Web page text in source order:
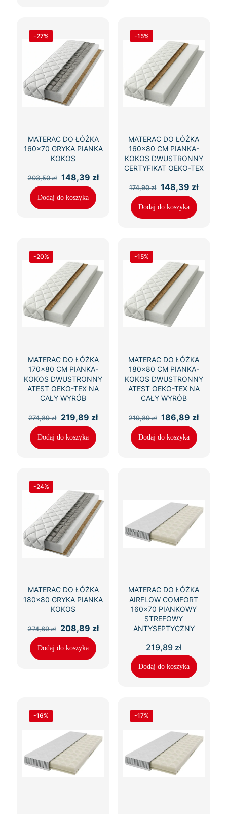
-27%
MATERAC DO ŁÓŻKA
160×70 GRYKA PIANKA
KOKOS
203,50zł
Pierwotna
cena
wynosiła:
203,50 zł.
148,39 złAktualna
148,39 zł.
Dodaj do koszyka
-15%
MATERAC DO ŁÓŻKA
160×80 CM PIANKA-
KOKOS DWUSTRONNY
CERTYFIKAT OEKO-TEX
174,90zł Pierwotna
cena
wynosiła:
174,90 zł.
148,39 zł
Dodaj do koszyka
-20%
MATERAC DO ŁÓŻKA
170×80 CM PIANKA-
KOKOS DWUSTRONNY
ATEST OEKO-TEX NA
CAŁY WYRÓB
274,89zł
Pierwotna
cena
wynosiła:
274,89 zł.
219,89 złAktualna
219,89 zł.
Dodaj do koszyka
-15%
MATERAC DO ŁÓŻKA
180×80 CM PIANKA-
KOKOS DWUSTRONNY
ATEST OEKO-TEX NA
CAŁY WYRÓB
219,89zł Pierwotna
cena
wynosiła:
219,89 zł.
186,89 zł
Dodaj do koszyka
-24%
MATERAC DO ŁÓŻKA
180×80 GRYKA PIANKA
KOKOS
274,89zł
Pierwotna
cena
wynosiła:
274,89 zł.
208,89 złAktualna
Dodaj do koszyka
MATERAC DO ŁÓŻKA
AIRFLOW COMFORT
160×70 PIANKOWY
STREFOWY
ANTYSEPTYCZNY
219,89 zł
Dodaj do koszyka
-16% -17%